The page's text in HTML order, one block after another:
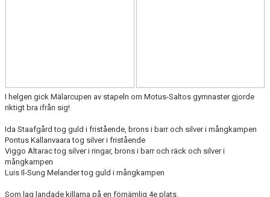
SUPPORTERMEDLEM
I helgen gick Mälarcupen av stapeln om Motus-Saltos gymnaster gjorde
riktigt bra ifrån sig!
Ida Staafgård tog guld i fristående, brons i barr och silver i mångkampen
Pontus Kallanvaara tog silver i fristående
Viggo Altarac tog silver i ringar, brons i barr och räck och silver i
mångkampen
Luis Il-Sung Melander tog guld i mångkampen
Som lag landade killarna på en förnämlig 4e plats.